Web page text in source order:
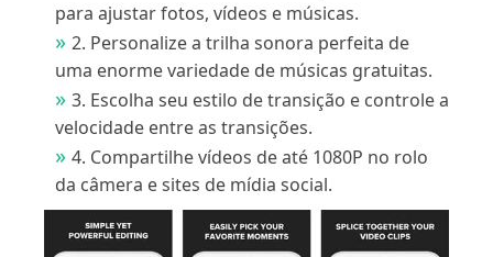
para ajustar fotos, vídeos e músicas.
2. Personalize a trilha sonora perfeita de
uma enorme variedade de músicas gratuitas.
3. Escolha seu estilo de transição e controle a
velocidade entre as transições.
4. Compartilhe vídeos de até 1080P no rolo
da câmera e sites de mídia social.